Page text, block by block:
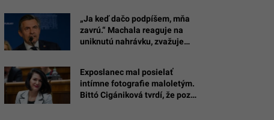
„Ja keď dačo podpíšem, mňa
zavrú.“ Machala reaguje na
uniknutú nahrávku, zvažuje
Exposlanec mal posielať
intímne fotografie maloletým.
Bittó Cigániková tvrdí, že pozná